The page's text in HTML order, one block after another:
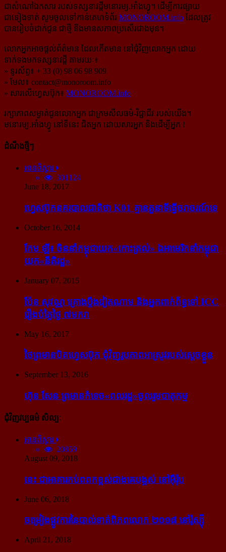
ជាសំណៅឯកសារ របស់ទស្សនាវដ្ដីមនោរម្យ.អាំងហ្វូ។ ដើម្បីការផ្សាយ
ជាទៀងទាត់ សូមចូលទៅកាន់​គេហទំព័រ MONOROOM.info ដែលត្រូវ
បានរៀបចំដាក់ជូន ជាថ្មី និងមានសភាពប្រសើរជាងមុន។
លោកអ្នកអាចផ្ដល់ព័ត៌មាន ដែលកើតមាន នៅជុំវិញលោកអ្នក ដោយ
ទាក់ទងមកទស្សនាវដ្ដី តាមរយៈ៖
» ទូរស័ព្ទ៖ + 33 (0) 98 06 98 909
» មែល៖ contact@monoroom.info
» សារលើហ្វេសប៊ុក៖ MONOROOM.info
រក្សាភាពសម្ងាត់ជូនលោកអ្នក ជាក្រមសីលធម៌-​វិជ្ជាជីវៈ​របស់យើង។
មនោរម្យ.អាំងហ្វូ នៅទីនេះ ជិតអ្នក ដោយសារអ្នក និងដើម្បីអ្នក !
ដំណឹងថ្មីៗ
អានពិស្ដារ
301124
June 18, 2017
ហ្វេសប៊ុក​នគរបាល​ជាតិ​ថា K01 គ្មាន​តួនាទី​ធ្វើ​ចរាចរណ៍​ទេ
October 16, 2014
កែម ឡី៖ ចិន​នាំ​កម្ពុជា​យក​«កោះ​ត្រល់» ឯ​អាមេរិក​នាំ​កម្ពុជា​
យក​«នីតិរដ្ឋ»
January 07, 2015
ប៉ែន សុវណ្ណ គ្រោង​ប្តឹង​វៀតណាម និង​អ្នក​ពាក់​ព័ន្ធ​ទៅ ICC
រឿង​បំភ្លៃ​ថ្ងៃ ៧​មករា
May 16, 2017
ថៃ​ព្រមាន​បិត​ហ្វេសប៊ុក ជុំ​វិញ​រូបភាព​អាស្រូវ​របស់​ស្ដេច​ខ្លួន
September 13, 2016
ហ៊ុន សែន ព្រមាន​កំទេច​«ពលរដ្ឋ»​ចូលរួម​បាតុកម្ម
ជុំវិញវប្បធម៌ សិល្បៈ
អានពិស្ដារ
20859
August 09, 2018
នេះ ជា​អាគារ​កប់​ពពក​ខ្ពស់​ជាង​គេ​បង្អស់ នៅ​អ៊ឺរ៉ុប
June 06, 2018
ចម្រៀង​ផ្លូវការ​នៃ​បាល់ទាត់​ពិភពលោក ២០១៨ នៅ​រ៉ូស្ស៊ី
April 21, 2018